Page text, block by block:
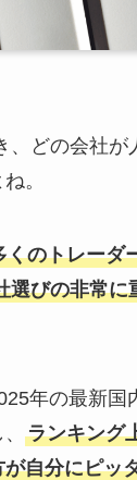
、どの会社が
。
くのトレーダ
選びの非常に
年の最新国
ランキング
自分にピッ